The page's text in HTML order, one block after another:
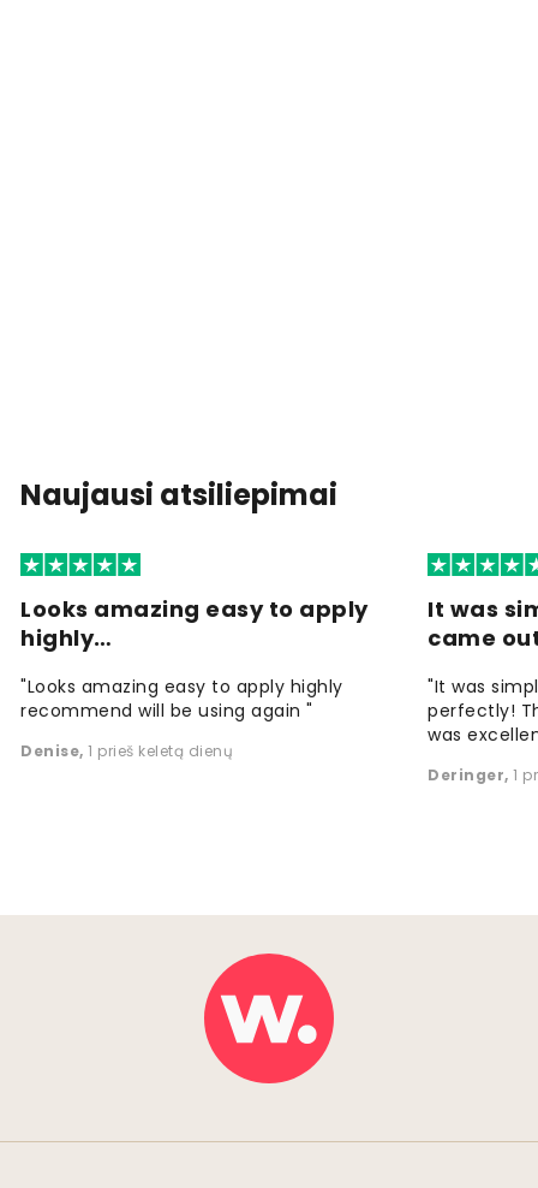
Naujausi atsiliepimai
Looks amazing easy to apply
highly…
"Looks amazing easy to apply highly
recommend will be using again "
Denise, 1 prieš keletą dienų
It was
came
"It was
perfectly!
was
Deringer, 1